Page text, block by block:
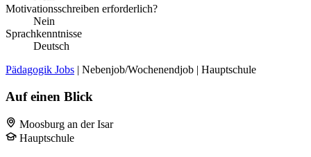
Motivationsschreiben erforderlich?
Nein
Sprachkenntnisse
Deutsch
Pädagogik Jobs | Nebenjob/Wochenendjob | Hauptschule
Auf einen Blick
Moosburg an der Isar
Hauptschule